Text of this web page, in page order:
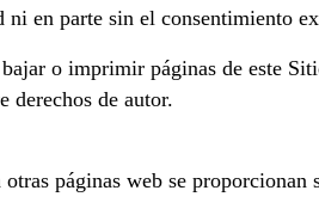
en parte sin el consentimiento
o imprimir páginas de este
derechos de autor.
otras páginas web se